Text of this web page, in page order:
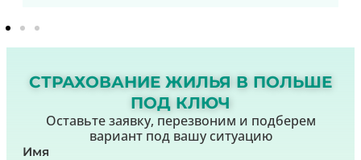
СТРАХОВАНИЕ ЖИЛЬЯ В ПОЛЬШЕ
ПОД КЛЮЧ
Оставьте заявку, перезвоним и подберем
вариант под вашу ситуацию
Имя